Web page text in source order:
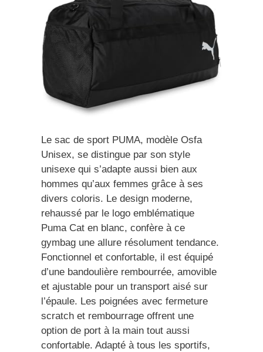
Le sac de sport PUMA, modèle Osfa
Unisex, se distingue par son style
unisexe qui s’adapte aussi bien aux
hommes qu’aux femmes grâce à ses
divers coloris. Le design moderne,
rehaussé par le logo emblématique
Puma Cat en blanc, confère à ce
gymbag une allure résolument tendance.
Fonctionnel et confortable, il est équipé
d’une bandoulière rembourrée, amovible
et ajustable pour un transport aisé sur
l’épaule. Les poignées avec fermeture
scratch et rembourrage offrent une
option de port à la main tout aussi
confortable. Adapté à tous les sportifs,